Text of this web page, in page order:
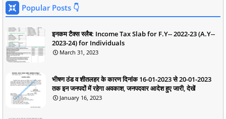
Popular Posts 👇
इनकम टैक्स स्लैब: Income Tax Slab for F.Y-- 2022-23 (A.Y--
2023-24) for Individuals
March 31, 2023
भीषण ठंड व शीतलहर के कारण दिनांक 16-01-2023 से 20-01-2023
तक इन जनपदों में रहेगा अवकाश, जनपदवार आदेश हुए जारी, देखें
January 16, 2023